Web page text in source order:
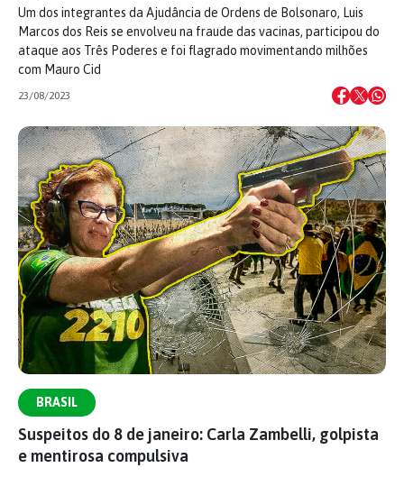
Um dos integrantes da Ajudância de Ordens de Bolsonaro, Luis
Marcos dos Reis se envolveu na fraude das vacinas, participou do
ataque aos Três Poderes e foi flagrado movimentando milhões
com Mauro Cid
23/08/2023
BRASIL
Suspeitos do 8 de janeiro: Carla Zambelli, golpista
e mentirosa compulsiva